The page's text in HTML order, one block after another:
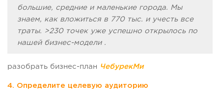
большие, средние и маленькие города. Мы
знаем, как вложиться в 770 тыс. и учесть все
траты. >230 точек уже успешно открылось по
нашей бизнес-модели .
разобрать бизнес-план ЧебурекМи
4. Определите целевую аудиторию